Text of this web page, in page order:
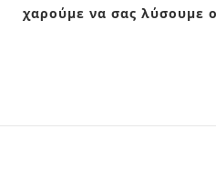
χαρούμε να σας λύσουμε